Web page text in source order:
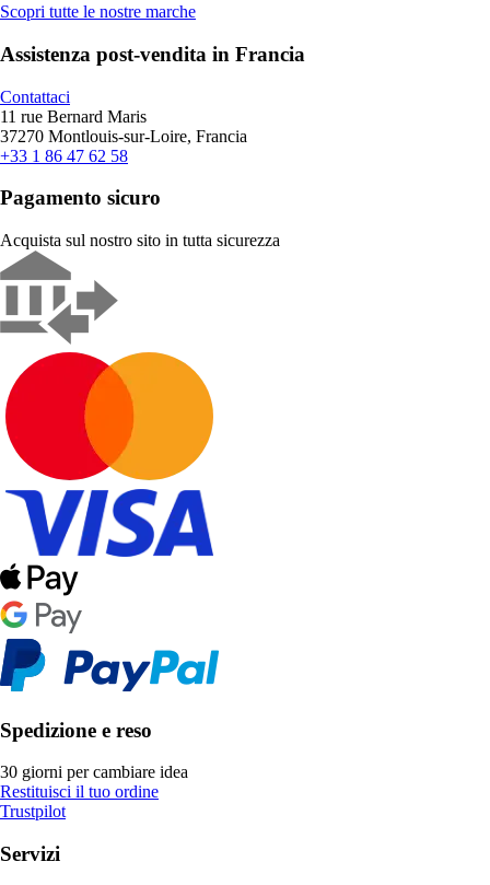
Scopri tutte le nostre marche
Assistenza post-vendita in Francia
Contattaci
11 rue Bernard Maris
37270 Montlouis-sur-Loire, Francia
+33 1 86 47 62 58
Pagamento sicuro
Acquista sul nostro sito in tutta sicurezza
Spedizione e reso
30 giorni per cambiare idea
Restituisci il tuo ordine
Trustpilot
Servizi